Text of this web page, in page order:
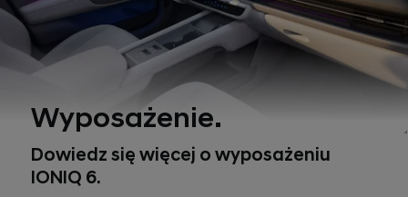
Wyposażenie.
Dowiedz się więcej o wyposażeniu
IONIQ 6.